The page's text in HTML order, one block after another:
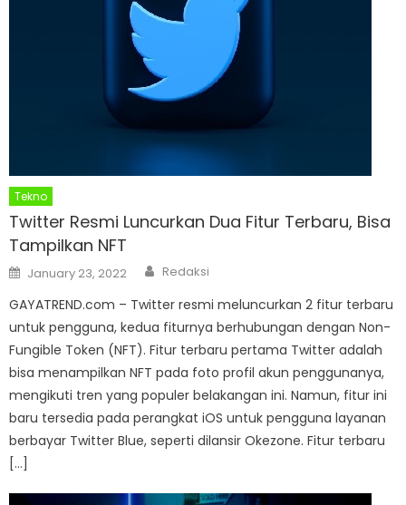
Tekno
Twitter Resmi Luncurkan Dua Fitur Terbaru, Bisa
Tampilkan NFT
Posted
on
January 23, 2022 Author
Redaksi
GAYATREND.com – Twitter resmi meluncurkan 2 fitur terbaru
untuk pengguna, kedua fiturnya berhubungan dengan Non-
Fungible Token (NFT). Fitur terbaru pertama Twitter adalah
bisa menampilkan NFT pada foto profil akun penggunanya,
mengikuti tren yang populer belakangan ini. Namun, fitur ini
baru tersedia pada perangkat iOS untuk pengguna layanan
berbayar Twitter Blue, seperti dilansir Okezone. Fitur terbaru
[…]